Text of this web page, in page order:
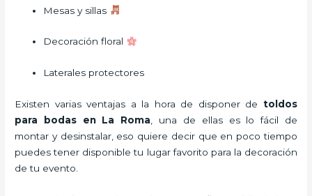
Mesas y sillas
Decoración floral
Laterales protectores
Existen varias ventajas a la hora de disponer de toldos
para bodasen La Roma, una de ellas es lo fácil de
montar y desinstalar, eso quiere decir que en poco tiempo
puedes tener disponible tu lugar favorito para la decoración
de tu evento.